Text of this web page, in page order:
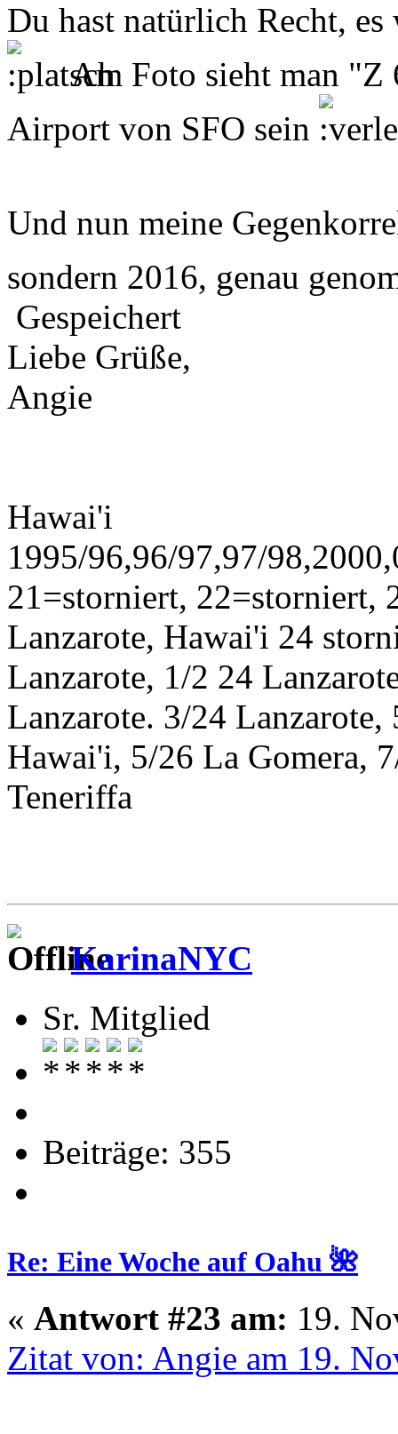
Du hast natürlich Recht,
Am Foto sieht man "Z
Airport von SFO sein
Und nun meine
sondern 2016, genau
Gespeichert
Liebe Grüße,
Angie
Hawai'i
1995/96,96/97,97/
21=storniert, 22=storniert,
Lanzarote, Hawai'i 24
Lanzarote, 1/2 24
Lanzarote. 3/24
Hawai'i, 5/26 La Gomera,
Teneriffa
KarinaNYC
Sr. Mitglied
Beiträge: 355
Re: Eine Woche auf Oahu 🌺
« Antwort #23 am: 19.
Zitat von: Angie am 19.